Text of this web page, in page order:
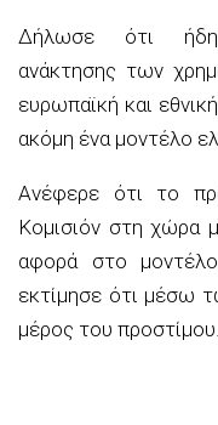
Δήλωσε ότι ήδη
ανάκτησης των
ευρωπαϊκή και
ακόμη ένα μοντέλο
Ανέφερε ότι το
Κομισιόν στη χώρα
αφορά στο
εκτίμησε ότι μέσω
μέρος του προστίμου.